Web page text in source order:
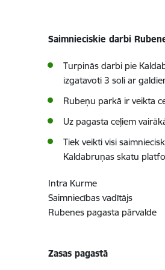
Saimnieciskie darbi
Turpinās darbi pie
izgatavoti 3 soli ar
Rubeņu parkā ir veikta
Uz pagasta ceļiem
Tiek veikti visi
Kaldabruņas skatu
Intra Kurme
Saimniecības vadītājs
Rubenes pagasta pārvalde
Zasas pagastā